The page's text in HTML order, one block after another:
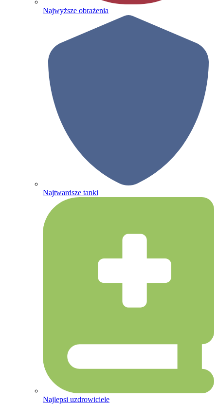
Najwyższe obrażenia
Najtwardsze tanki
Najlepsi uzdrowiciele